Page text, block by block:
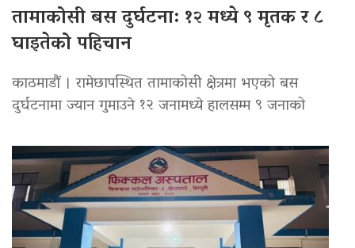
तामाकोसी बस दुर्घटना: १२ मध्ये ९ मृतक र ८
घाइतेको पहिचान
काठमाडौं । रामेछापस्थित तामाकोसी क्षेत्रमा भएको बस
दुर्घटनामा ज्यान गुमाउने १२ जनामध्ये हालसम्म ९ जनाको